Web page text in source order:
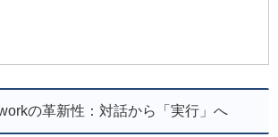
の革新性：対話から「実行」へ